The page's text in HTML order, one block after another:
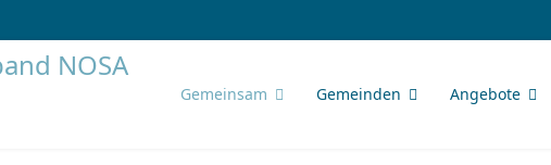
Gemeinsam Gemeinden Angebote